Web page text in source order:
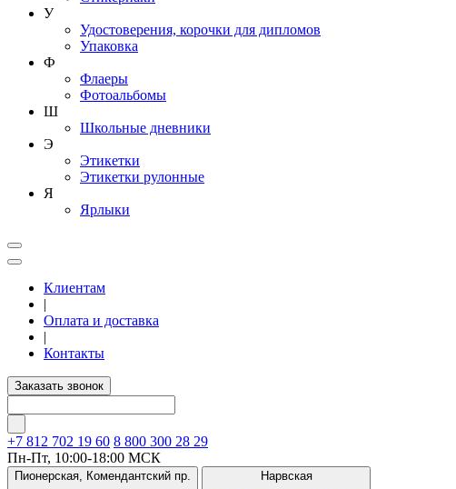
У
Удостоверения, корочки для дипломов
Упаковка
Ф
Флаеры
Фотоальбомы
Ш
Школьные дневники
Э
Этикетки
Этикетки рулонные
Я
Ярлыки
Клиентам
|
Оплата и доставка
|
Контакты
Заказать звонок
+7 812 702 19 60 8 800 300 28 29
Пн-Пт, 10:00-18:00 МСК
Пионерская, Комендантский пр.
Нарвская